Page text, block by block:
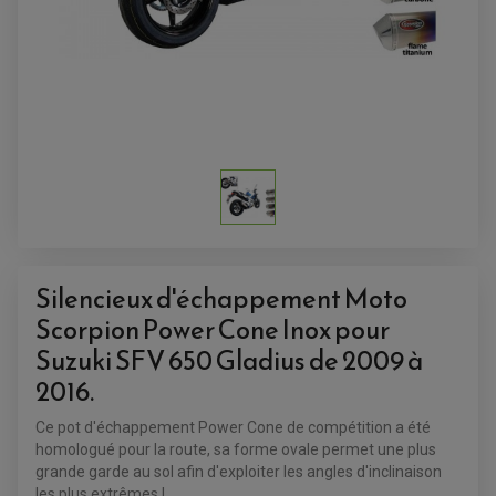
BAGAGERIE
BAGAGERIE SOUPLE
ACCESSOIRE GPS, SMARTPHONE
ACCESSOIRES QUAD
ACCESSOIRES ANODISES POUR QUAD
BOUCHON DE RÉSERVOIR QUAD
POIGNÉE QUAD
PROTÈGE-MAINS
PONTETS / REHAUSSES DE GUIDON
REPOSE PIED QUAD
BAGAGERIE / TREUIL / ATTELAGE
TREUIL ET ATTELAGE QUAD-SSV
ÉCHAPPEMENT QUAD
ÉQUIPEMENT ÉLECTRIQUE
ACCESSOIRES ÉLECTRIQUE ENDURO
PLAQUE PHARE
COMPTEUR D'HEURE
DÉMARREUR
Silencieux d'échappement Moto
Scorpion Power Cone Inox pour
Suzuki SFV 650 Gladius de 2009 à
2016.
Ce pot d'échappement Power Cone de compétition a été
homologué pour la route, sa forme ovale permet une plus
grande garde au sol afin d'exploiter les angles d'inclinaison